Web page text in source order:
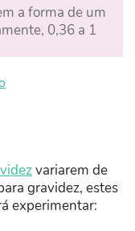
a forma de um
0,36 a 1
variarem de
gravidez, estes
experimentar: